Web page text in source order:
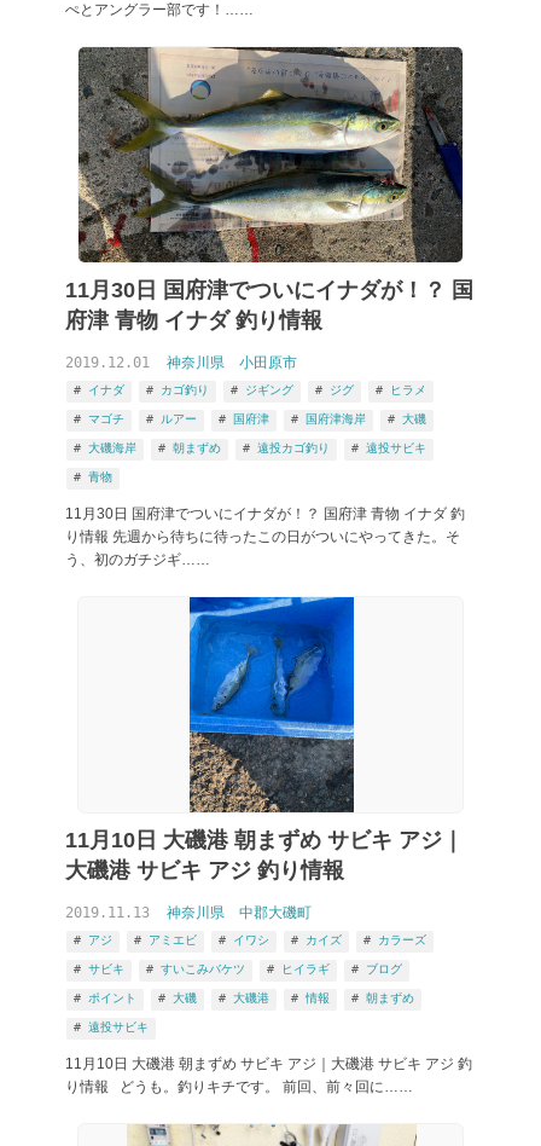
釣りブログ 大磯 から検索
ぺとアングラー部です！……
11月30日 国府津でついにイナダが！？ 国
府津 青物 イナダ 釣り情報
2019.12.01 神奈川県 小田原市
イナダ カゴ釣り ジギング ジグ ヒラメ
マゴチ ルアー 国府津 国府津海岸 大磯
大磯海岸 朝まずめ 遠投カゴ釣り 遠投サビキ
青物
11月30日 国府津でついにイナダが！？ 国府津 青物 イナダ 釣
り情報 先週から待ちに待ったこの日がついにやってきた。そ
う、初のガチジギ……
11月10日 大磯港 朝まずめ サビキ アジ｜
大磯港 サビキ アジ 釣り情報
2019.11.13 神奈川県 中郡大磯町
アジ アミエビ イワシ カイズ カラーズ
サビキ すいこみバケツ ヒイラギ ブログ
ポイント 大磯 大磯港 情報 朝まずめ
遠投サビキ
11月10日 大磯港 朝まずめ サビキ アジ｜大磯港 サビキ アジ 釣
り情報 どうも。釣りキチです。 前回、前々回に……